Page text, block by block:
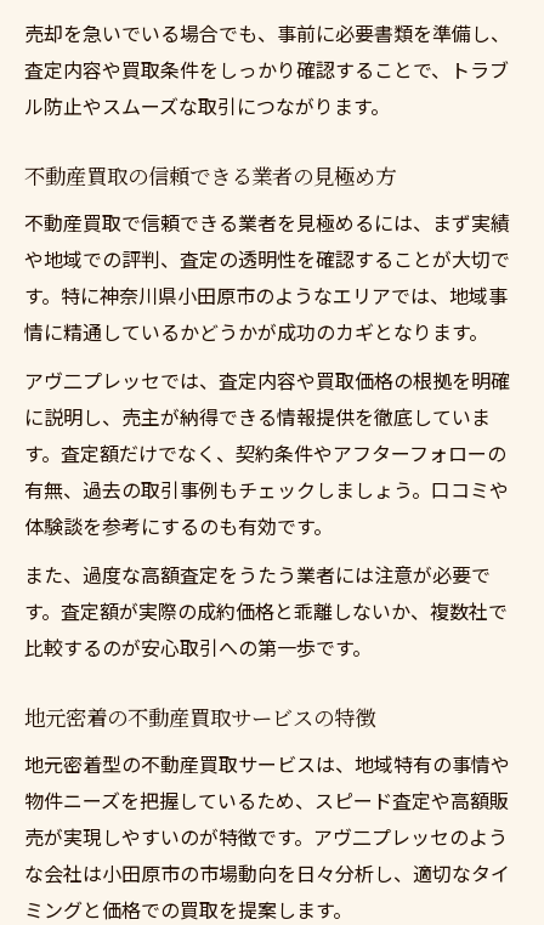
売却を急いでいる場合でも、事前に必要書類を準備し、
査定内容や買取条件をしっかり確認することで、トラブ
ル防止やスムーズな取引につながります。
不動産買取の信頼できる業者の見極め方
不動産買取で信頼できる業者を見極めるには、まず実績
や地域での評判、査定の透明性を確認することが大切で
す。特に神奈川県小田原市のようなエリアでは、地域事
情に精通しているかどうかが成功のカギとなります。
アヴ二プレッセでは、査定内容や買取価格の根拠を明確
に説明し、売主が納得できる情報提供を徹底していま
す。査定額だけでなく、契約条件やアフターフォローの
有無、過去の取引事例もチェックしましょう。口コミや
体験談を参考にするのも有効です。
また、過度な高額査定をうたう業者には注意が必要で
す。査定額が実際の成約価格と乖離しないか、複数社で
比較するのが安心取引への第一歩です。
地元密着の不動産買取サービスの特徴
地元密着型の不動産買取サービスは、地域特有の事情や
物件ニーズを把握しているため、スピード査定や高額販
売が実現しやすいのが特徴です。アヴ二プレッセのよう
な会社は小田原市の市場動向を日々分析し、適切なタイ
ミングと価格での買取を提案します。